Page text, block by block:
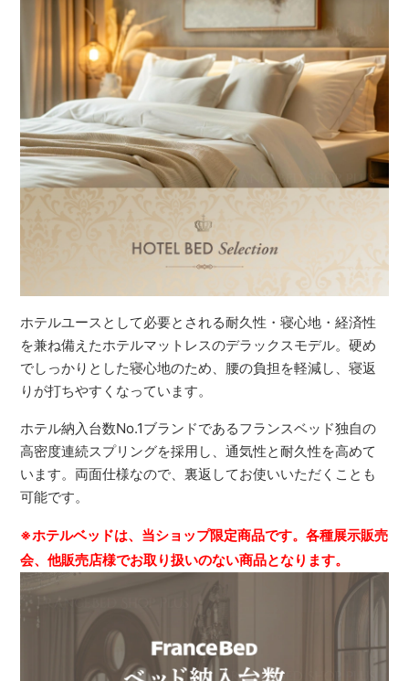
ホテルユースとして必要とされる耐久性・寝心地・経済性
を兼ね備えたホテルマットレスのデラックスモデル。硬め
でしっかりとした寝心地のため、腰の負担を軽減し、寝返
りが打ちやすくなっています。
ホテル納入台数No.1ブランドであるフランスベッド独自の
高密度連続スプリングを採用し、通気性と耐久性を高めて
います。両面仕様なので、裏返してお使いいただくことも
可能です。
※ホテルベッドは、当ショップ限定商品です。各種展示販売
会、他販売店様でお取り扱いのない商品となります。